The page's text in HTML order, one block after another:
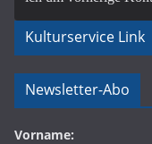
Kulturservice Link
Newsletter-Abo
Vorname: